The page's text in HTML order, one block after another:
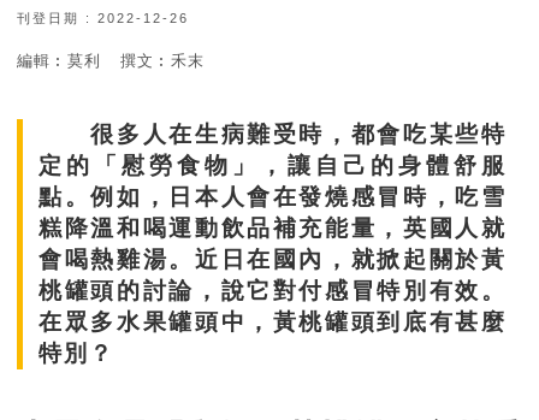
刊登日期 : 2022-12-26
編輯︰莫利 撰文︰禾末
很多人在生病難受時，都會吃某些特
定的「慰勞食物」，讓自己的身體舒服
點。例如，日本人會在發燒感冒時，吃雪
糕降溫和喝運動飲品補充能量，英國人就
會喝熱雞湯。近日在國內，就掀起關於黃
桃罐頭的討論，說它對付感冒特別有效。
在眾多水果罐頭中，黃桃罐頭到底有甚麼
特別？